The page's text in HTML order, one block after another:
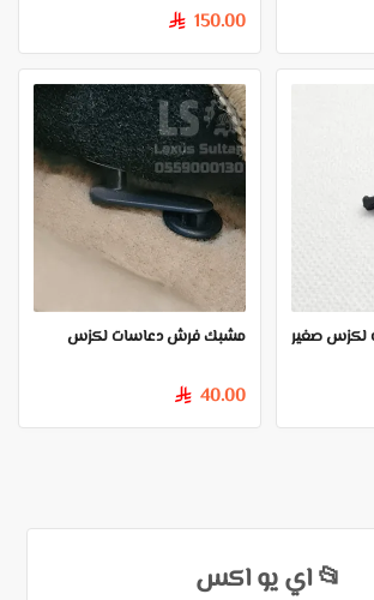
150.00
§
صغير مشبك فرش دعاسات لكزس
40.00
§
📂 اي يو اكس